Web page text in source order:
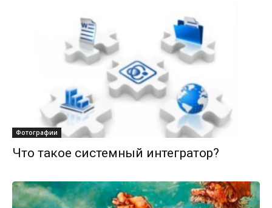
Фотографии
Что такое системный интегратор?